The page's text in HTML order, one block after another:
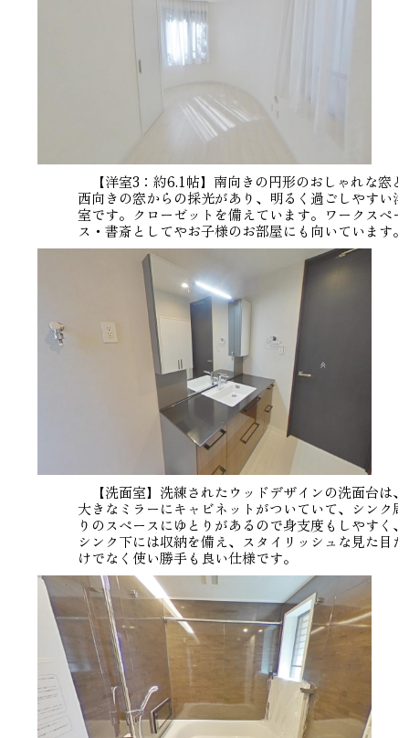
【洋室3：約6.1帖】南向きの円形のおしゃれな窓と
西向きの窓からの採光があり、明るく過ごしやすい洋
室です。クローゼットを備えています。ワークスペー
ス・書斎としてやお子様のお部屋にも向いています。
【洗面室】洗練されたウッドデザインの洗面台は、
大きなミラーにキャビネットがついていて、シンク周
りのスペースにゆとりがあるので身支度もしやすく、
シンク下には収納を備え、スタイリッシュな見た目だ
けでなく使い勝手も良い仕様です。